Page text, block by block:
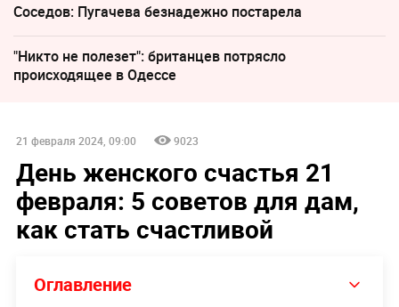
Соседов: Пугачева безнадежно постарела
"Никто не полезет": британцев потрясло
происходящее в Одессе
21 февраля 2024, 09:00 9023
День женского счастья 21
февраля: 5 советов для дам,
как стать счастливой
Оглавление